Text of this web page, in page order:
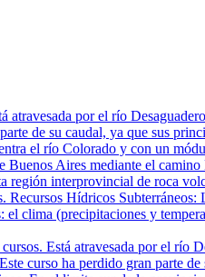
atravesada por el río
de su caudal, ya que sus
el río Colorado y con un
Aires mediante el
interprovincial de roca
Hídricos
el clima (precipitaciones y
Está atravesada por el río
curso ha perdido gran parte